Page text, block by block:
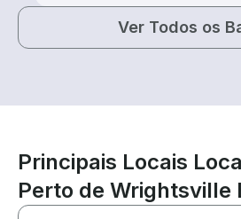
Ver Todos os
Principais Locais
Perto de Wrightsville